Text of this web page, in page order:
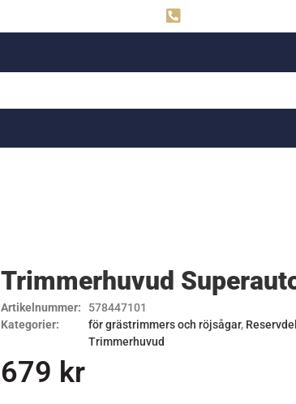
Trimmerhuvud
Artikelnummer:
578447101
Kategorier:
för grästrimmers och röjsågar,
Trimmerhuvud
679 kr